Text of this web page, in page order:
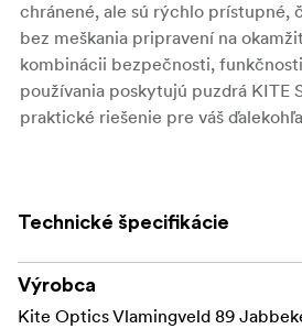
chránené, ale sú rýchlo prístupné,
bez meškania pripravení na
kombinácii bezpečnosti,
používania poskytujú puzdrá KITE
praktické riešenie pre váš
pre daný model).
Technické špecifikácie
Výrobca
Kite Optics Vlamingveld 89